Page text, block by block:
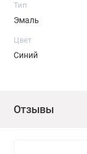
Тип
Эмаль
Цвет
Синий
Отзывы